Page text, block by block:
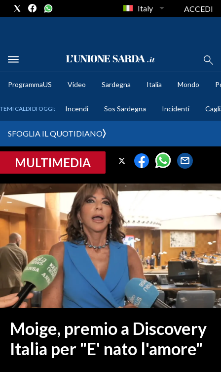
METEO
CRONACA SARDEGNA
PROVINCIA DI CAGLIARI
SULCIS IGLESIENTE
MEDIO CAMPIDANO
ORISTANO E PROVINCIA
SASSARI E PROVINCIA
GALLURA
NUORO E PROVINCIA
OGLIASTRA
CRONACA
ITALIA
Italy ACCEDI
ProgrammaUS Video Sardegna Italia Mondo
TEMI CALDI DI OGGI: Incendi Sos Sardegna Incidenti
SFOGLIA IL QUOTIDIANO
MULTIMEDIA
Moige, premio a Discovery
Italia per "E' nato l'amore"